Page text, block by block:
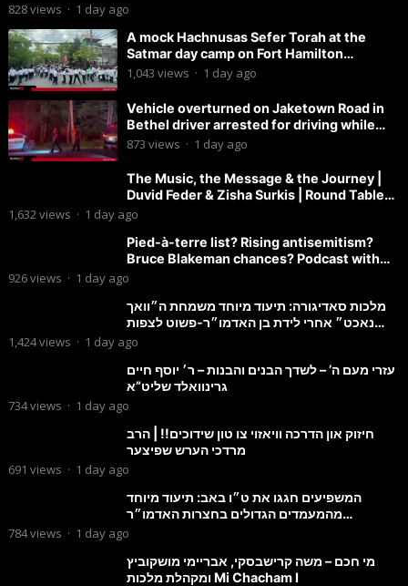
828views · 1 day ago
A mock Hachnusas Sefer Torah at the
Satmar day camp on Fort Hamilton
Parkway.
1,043 views · 1 day ago
Vehicle overturned on Jaketown Road in
Bethel driver arrested for driving while
intoxicated.
873 views · 1 day ago
The Music, the Message & the Journey |
Duvid Feder & Zisha Surkis | Round Table
#11
1,632views · 1 day ago
Pied-à-terre list? Rising antisemitism?
Bruce Blakeman chances? Podcast with
Councilman David Carr!
926views · 1 day ago
מלכות סאדיגורה: תיעוד מיוחד משמחת ה״וואך
נאכט״ אחרי לידת בן האדמו״ר-פשוט לצפות
ולהנות
1,424views · 1 day ago
עזרי מעם ה’ – לשדך הבנים והבנות – ר׳ יוסף חיים
גרינוואלד שליט”א
734views · 1 day ago
חיזוק און הדרכה וויאזוי צו טון שידוכים!! | הרב
מרדכי הערש שפיצער
691 views · 1 day ago
המשפיעים חגגו את ט״ו באב: תיעוד מיוחד
מהמעמדים הגדולים בחצרות האדמו״ר
מסטוטשין והגרי״מ מורגשטרן
784views · 1 day ago
מי חכם – משה קרישבסקי, אבריימי מושקוביץ
ומקהלת מלכות Mi Chacham I